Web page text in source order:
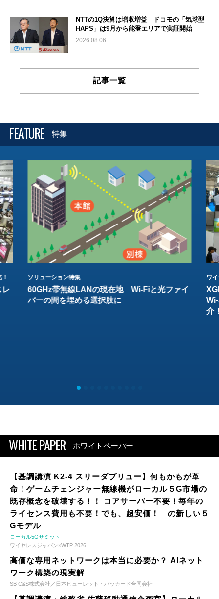
NTTの1Q決算は増収増益 ドコモの「気球型
HAPS」は9月から能登エリアで実証開始
2026.08.06
記事一覧
FEATURE 特集
レ
ソリューション特集
60GHz帯無線LANの現在地 Wi-Fiと光ファイ
バーの間を埋める選択肢に
ワ
介
WHITE PAPER ホワイトペーパー
【基調講演 K2-4 スリーダブリュー】何もかもが革
命！ゲームチェンジャー無線機がローカル５G市場の
既存概念を破壊する！！ コアサーバー不要！毎年の
ライセンス費用も不要！でも、超安価！ の新しい５
Gモデル
ローカル5Gサミット
ワイヤレスジャパン×WTP 2026
高価な専用ネットワークは本当に必要か？ AIネット
ワーク構築の現実解
SB C&S株式会社／日本ヒューレット・パッカード合同会社